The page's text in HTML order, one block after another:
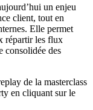
un enjeu
client, tout en
Elle permet
répartir les flux
consolidée des
de la masterclass
en cliquant sur le